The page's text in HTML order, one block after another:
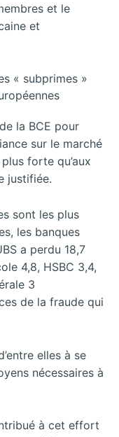
et le
et
« subprimes »
la BCE pour
sur le marché
forte qu’aux
justifiée.
sont les plus
les banques
a perdu 18,7
4,8, HSBC 3,4,
3
de la fraude qui
elles à se
nécessaires à
à cet effort